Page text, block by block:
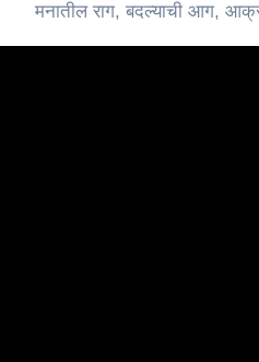
मनातील राग, बदल्याची आग,